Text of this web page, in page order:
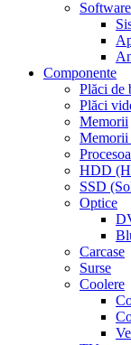
Software
Componente
Plăci de
Plăci
Memorii
Memorii
HDD
SSD
Optice
Carcase
Surse
Coolere